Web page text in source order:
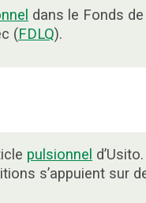
dans le Fonds
(FDLQ).
pulsionnel d’Usito.
s’appuient sur